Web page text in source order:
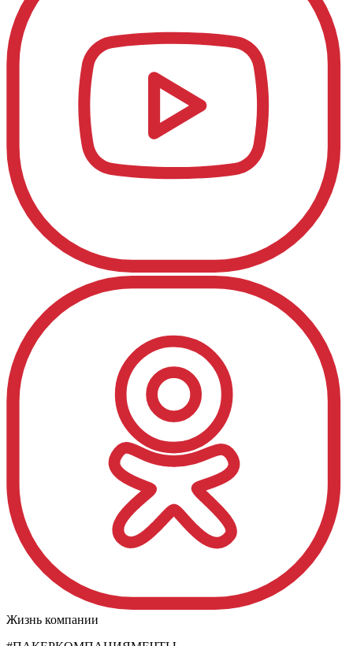
Жизнь компании